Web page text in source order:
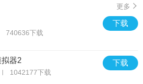
更多
下载
740636下载
下载
器2
1042177下载